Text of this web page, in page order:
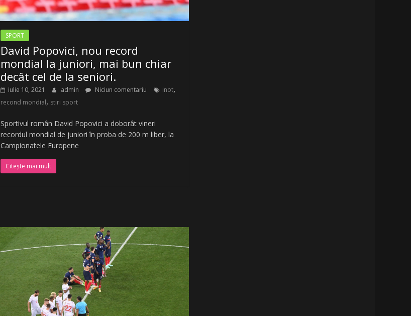
SPORT
David Popovici, nou record
mondial la juniori, mai bun chiar
decât cel de la seniori.
iulie 10, 2021 admin Niciun comentariu inot,
recond mondial, stiri sport
Sportivul român David Popovici a doborât vineri
recordul mondial de juniori în proba de 200 m liber, la
Campionatele Europene
Citește mai mult